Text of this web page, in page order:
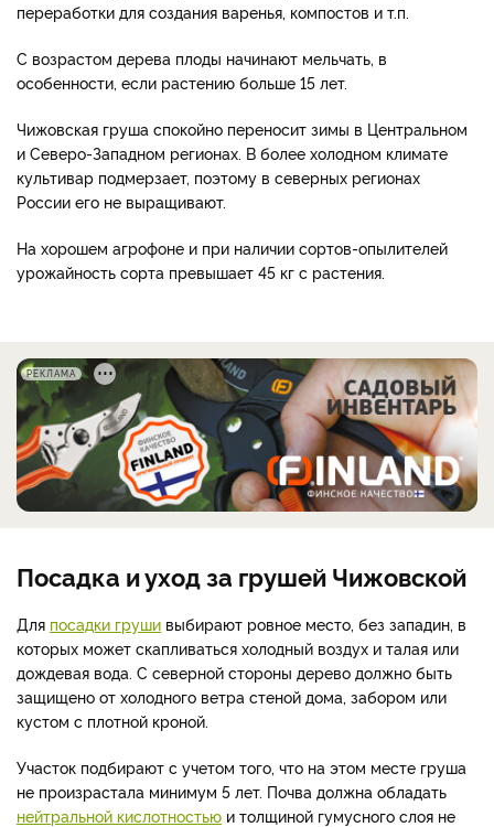
переработки для создания варенья, компостов и т.п.
С возрастом дерева плоды начинают мельчать, в
особенности, если растению больше 15 лет.
Чижовская груша спокойно переносит зимы в Центральном
и Северо-Западном регионах. В более холодном климате
культивар подмерзает, поэтому в северных регионах
России его не выращивают.
На хорошем агрофоне и при наличии сортов-опылителей
урожайность сорта превышает 45 кг с растения.
РЕКЛАМА
Посадка и уход за грушей Чижовской
Для посадки груши выбирают ровное место, без западин, в
которых может скапливаться холодный воздух и талая или
дождевая вода. С северной стороны дерево должно быть
защищено от холодного ветра стеной дома, забором или
кустом с плотной кроной.
Участок подбирают с учетом того, что на этом месте груша
не произрастала минимум 5 лет. Почва должна обладать
нейтральной кислотностью и толщиной гумусного слоя не